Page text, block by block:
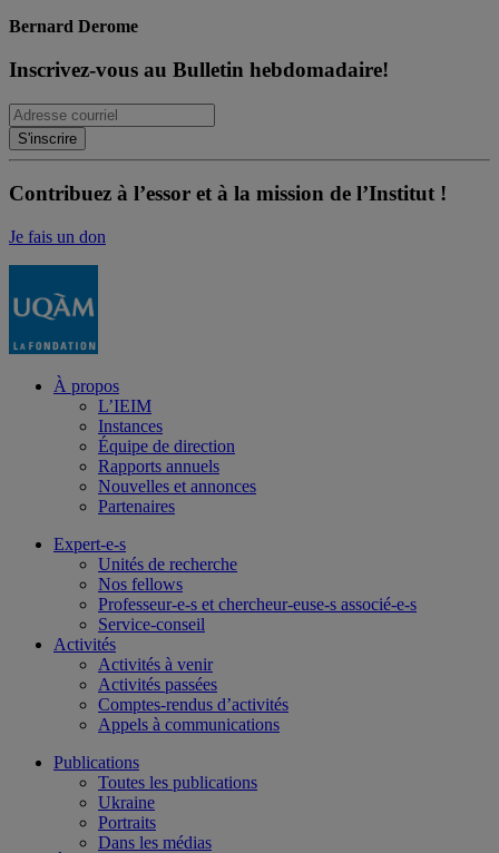
Bernard Derome
Inscrivez-vous au Bulletin hebdomadaire!
Contribuez à l’essor et à la mission de l’Institut !
Je fais un don
À propos
L’IEIM
Instances
Équipe de direction
Rapports annuels
Nouvelles et annonces
Partenaires
Expert-e-s
Unités de recherche
Nos fellows
Professeur-e-s et chercheur-euse-s associé-e-s
Service-conseil
Activités
Activités à venir
Activités passées
Comptes-rendus d’activités
Appels à communications
Publications
Toutes les publications
Ukraine
Portraits
Dans les médias